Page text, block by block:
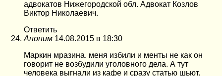
адвокатов Нижегородской обл. Адвокат Козлов
Виктор Николаевич.
Ответить
Аноним 14.08.2015 в 18:30
Маркин мразина. меня избили и менты не как он
говорит не возбудили уголовного дела. А тут
человека выгнали из кафе и сразу статью шьют.